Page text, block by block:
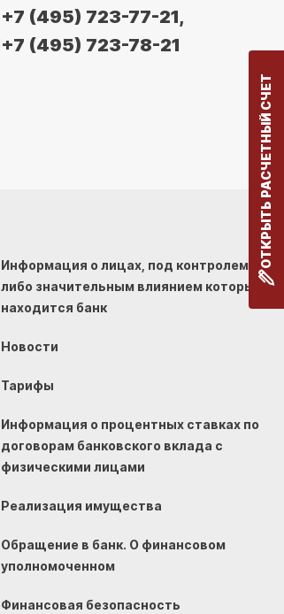
ОТКРЫТЬ РАСЧЕТНЫЙ СЧЕТ
+7 (495) 723-77-21,
+7 (495) 723-78-21
Информация о лицах, под контролем
либо значительным влиянием которых
находится банк
Новости
Тарифы
Информация о процентных ставках по
договорам банковского вклада с
физическими лицами
Реализация имущества
Обращение в банк. О финансовом
уполномоченном
Финансовая безопасность